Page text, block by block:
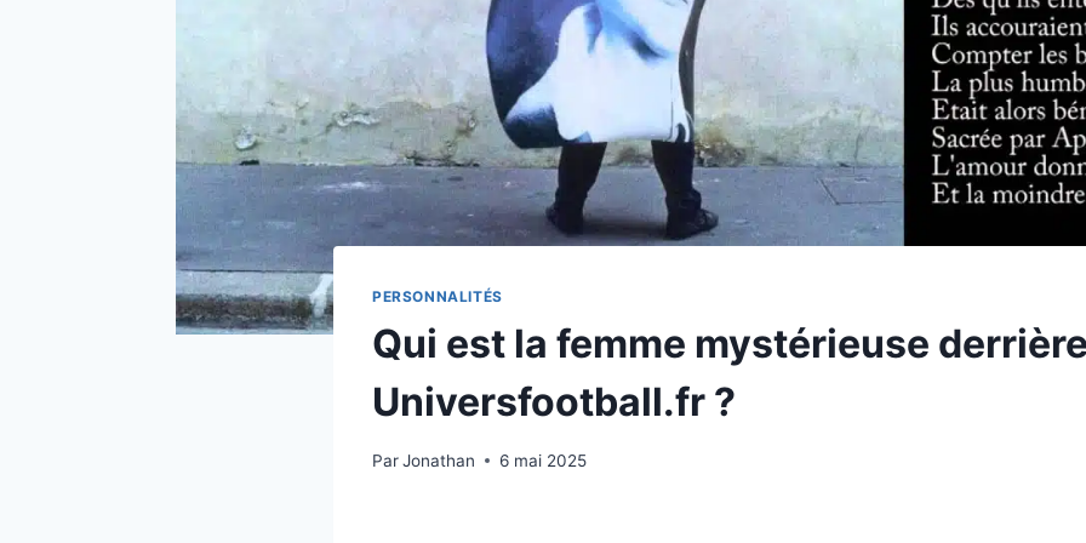
PERSONNALITÉS
Qui est la femme mystérieuse
Universfootball.fr ?
ParJonathan 6 mai 2025